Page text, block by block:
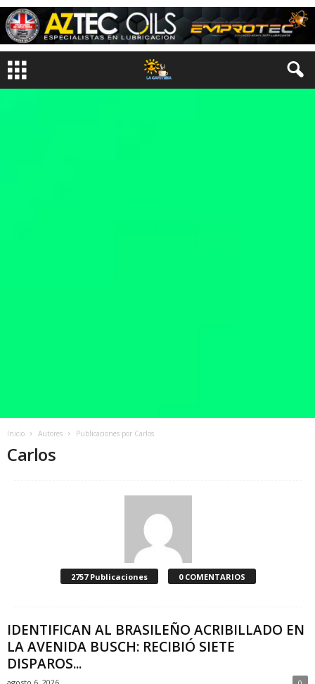
Inicio Autores Publicaciones por Carlos
Carlos
2757 Publicaciones 0 COMENTARIOS
IDENTIFICAN AL BRASILEÑO ACRIBILLADO EN
LA AVENIDA BUSCH: RECIBIÓ SIETE
DISPAROS...